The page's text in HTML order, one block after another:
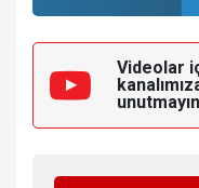
Videolar